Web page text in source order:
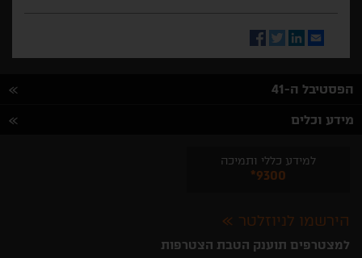
Email
LinkedIn
Twitter
Facebook
הפסטיבל ה-41
מידע וכלים
למידע כללי ותמיכה
*9300
הירשמו לניוזלטר
למצטרפים תוענק הטבת הצטרפות